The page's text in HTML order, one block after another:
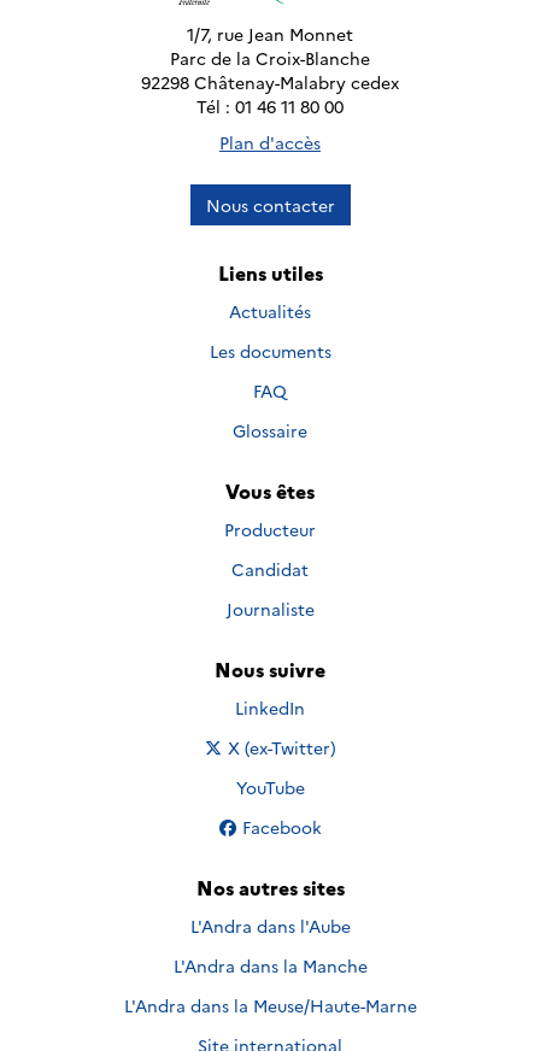
1/7, rue Jean Monnet
Parc de la Croix-Blanche
92298 Châtenay-Malabry cedex
Tél : 01 46 11 80 00
Plan d'accès
Nous contacter
Liens utiles
Actualités
Les documents
FAQ
Glossaire
Vous êtes
Producteur
Candidat
Journaliste
Nous suivre
Nous suivre sur
LinkedIn
Nous suivre sur
X (ex-Twitter)
Nous suivre sur
YouTube
Nous suivre sur
Facebook
Nos autres sites
L'Andra dans l'Aube
L'Andra dans la Manche
L'Andra dans la Meuse/Haute-Marne
Site international